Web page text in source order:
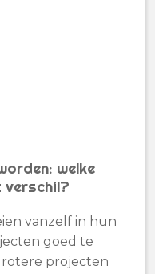
welke
verschil?
vanzelf in hun
goed te
projecten